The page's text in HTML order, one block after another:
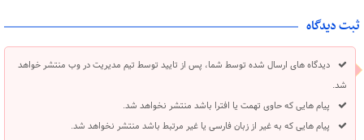
ثبت دیدگاه
دیدگاه های ارسال شده توسط شما، پس از تایید توسط تیم مدیریت در وب منتشر خواهد
شد.
پیام هایی که حاوی تهمت یا افترا باشد منتشر نخواهد شد.
پیام هایی که به غیر از زبان فارسی یا غیر مرتبط باشد منتشر نخواهد شد.